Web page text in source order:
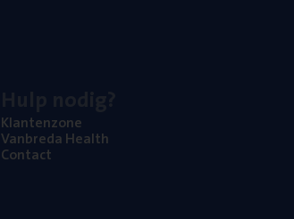
Klan­ten­zo­ne
Van­b­re­da Health
Con­tact